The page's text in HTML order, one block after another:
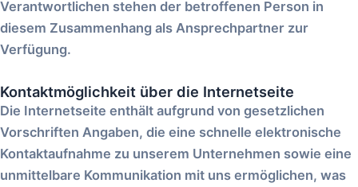
Verantwortlichen stehen der betroffenen Person in
diesem Zusammenhang als Ansprechpartner zur
Verfügung.
Kontaktmöglichkeit über die Internetseite
Die Internetseite enthält aufgrund von gesetzlichen
Vorschriften Angaben, die eine schnelle elektronische
Kontaktaufnahme zu unserem Unternehmen sowie eine
unmittelbare Kommunikation mit uns ermöglichen, was